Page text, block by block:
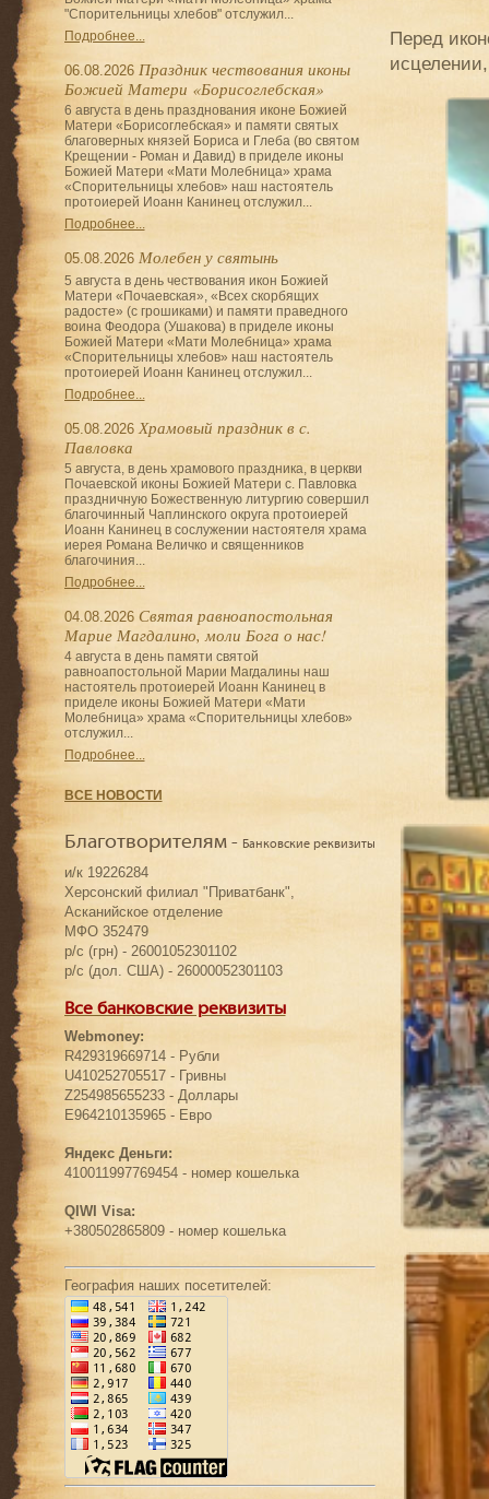
Перед
"Спорительницы хлебов" отслужил...
Подробнее...
06.08.2026 Праздник чествования иконы
Божией Матери «Борисоглебская»
6 августа в день празднования иконе Божией
Матери «Борисоглебская» и памяти святых
благоверных князей Бориса и Глеба (во святом
Крещении - Роман и Давид) в приделе иконы
Божией Матери «Мати Молебница» храма
«Спорительницы хлебов» наш настоятель
протоиерей Иоанн Канинец отслужил...
Подробнее...
05.08.2026 Молебен у святынь
5 августа в день чествования икон Божией
Матери «Почаевская», «Всех скорбящих
радосте» (с грошиками) и памяти праведного
воина Феодора (Ушакова) в приделе иконы
Божией Матери «Мати Молебница» храма
«Спорительницы хлебов» наш настоятель
протоиерей Иоанн Канинец отслужил...
Подробнее...
05.08.2026 Храмовый праздник в с.
Павловка
5 августа, в день храмового праздника, в церкви
Почаевской иконы Божией Матери с. Павловка
праздничную Божественную литургию совершил
благочинный Чаплинского округа протоиерей
Иоанн Канинец в сослужении настоятеля храма
иерея Романа Величко и священников
благочиния...
Подробнее...
04.08.2026 Святая равноапостольная
Марие Магдалино, моли Бога о нас!
4 августа в день памяти святой
равноапостольной Марии Магдалины наш
настоятель протоиерей Иоанн Канинец в
приделе иконы Божией Матери «Мати
Молебница» храма «Спорительницы хлебов»
отслужил...
Подробнее...
ВСЕ НОВОСТИ
Благотворителям - Банковские реквизиты
и/к 19226284
Херсонский филиал "Приватбанк",
Асканийское отделение
МФО 352479
р/с (грн) - 26001052301102
р/с (дол. США) - 26000052301103
Все банковские реквизиты
Webmoney:
R429319669714 - Рубли
U410252705517 - Гривны
Z254985655233 - Доллары
E964210135965 - Евро
Яндекс Деньги:
410011997769454 - номер кошелька
QIWI Visa:
+380502865809 - номер кошелька
География наших посетителей: